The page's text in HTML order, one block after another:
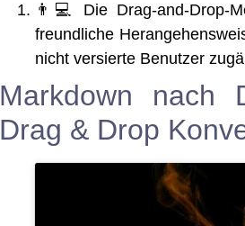
👨💻 Die Drag-and-Drop-
freund­li­che
nicht ver­sier­te Benut­zer
Markdown nach
Drag & Drop